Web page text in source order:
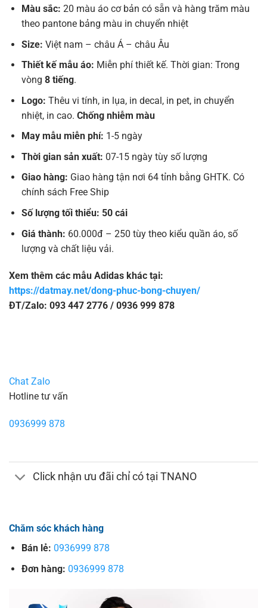
Màu sắc: 20 màu áo cơ bản có sẵn và hàng trăm màu
theo pantone bảng màu in chuyển nhiệt
Size: Việt nam – châu Á – châu Âu
Thiết kế mẫu áo: Miễn phí thiết kế. Thời gian: Trong
vòng 8 tiếng.
Logo: Thêu vi tính, in lụa, in decal, in pet, in chuyển
nhiệt, in cao. Chống nhiễm màu
May mẫu miễn phí: 1-5 ngày
Thời gian sản xuất: 07-15 ngày tùy số lượng
Giao hàng: Giao hàng tận nơi 64 tỉnh bằng GHTK. Có
chính sách Free Ship
Số lượng tối thiểu: 50 cái
Giá thành: 60.000đ – 250 tùy theo kiểu quần áo, số
lượng và chất liệu vải.
Xem thêm các mẫu Adidas khác tại:
https://datmay.net/dong-phuc-bong-chuyen/
ĐT/Zalo: 093 447 2776 / 0936 999 878
Chat Zalo
Hotline tư vấn
0936999 878
Click nhận ưu đãi chỉ có tại TNANO
Chăm sóc khách hàng
Bán lẻ: 0936999 878
Đơn hàng: 0936999 878